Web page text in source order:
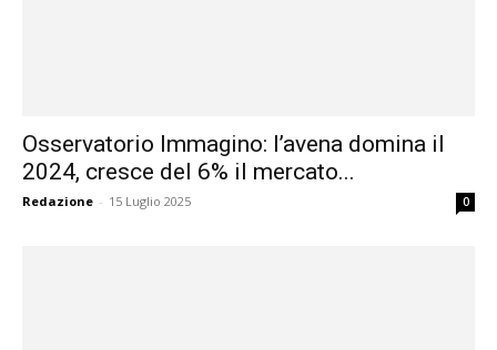
Osservatorio Immagino: l’avena domina il
2024, cresce del 6% il mercato...
Redazione - 15 Luglio 2025 0